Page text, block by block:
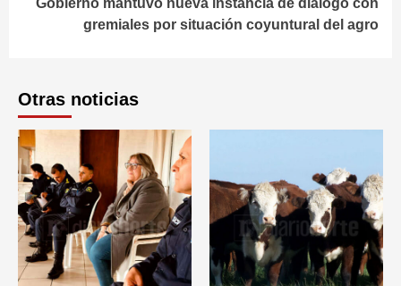
gremiales por situación coyuntural del agro
Otras noticias